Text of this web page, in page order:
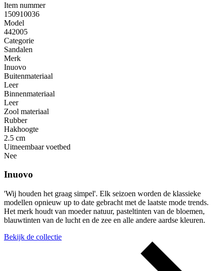
Item nummer
150910036
Model
442005
Categorie
Sandalen
Merk
Inuovo
Buitenmateriaal
Leer
Binnenmateriaal
Leer
Zool materiaal
Rubber
Hakhoogte
2.5 cm
Uitneembaar voetbed
Nee
Inuovo
'Wij houden het graag simpel'. Elk seizoen worden de klassieke
modellen opnieuw up to date gebracht met de laatste mode trends.
Het merk houdt van moeder natuur, pasteltinten van de bloemen,
blauwtinten van de lucht en de zee en alle andere aardse kleuren.
Bekijk de collectie